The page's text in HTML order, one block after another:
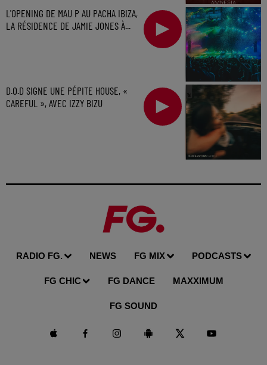
L'OPENING DE MAU P AU PACHA IBIZA,
LA RÉSIDENCE DE JAMIE JONES À...
D.O.D SIGNE UNE PÉPITE HOUSE, «
CAREFUL », AVEC IZZY BIZU
RADIO FG. NEWS FG MIX PODCASTS
FG CHIC FG DANCE MAXXIMUM
FG SOUND